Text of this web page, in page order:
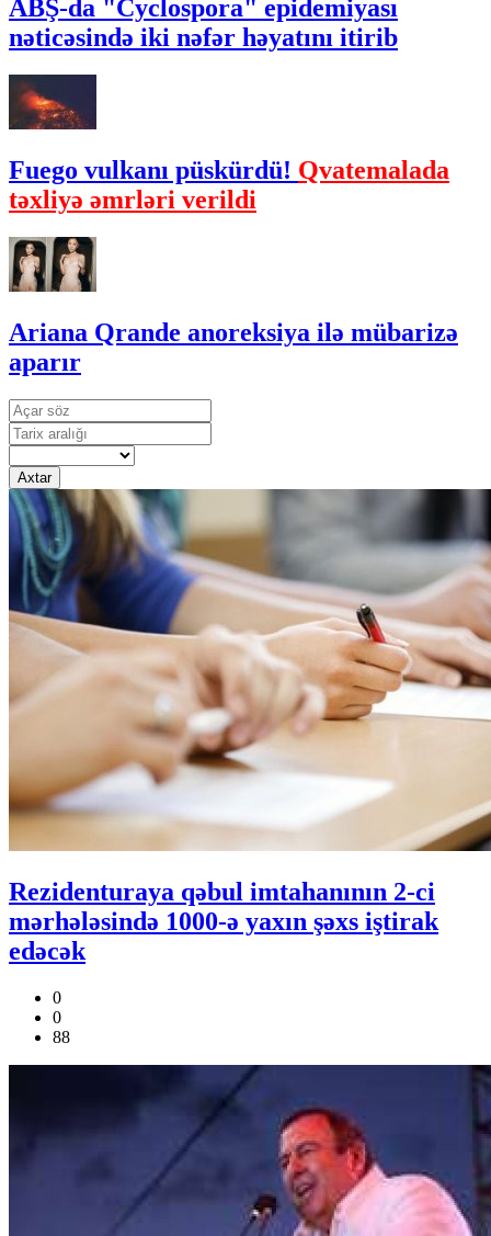
ABŞ-da "Cyclospora" epidemiyası
nəticəsində iki nəfər həyatını itirib
Fuego vulkanı püskürdü! Qvatemalada
təxliyə əmrləri verildi
Ariana Qrande anoreksiya ilə mübarizə
aparır
Axtar
Rezidenturaya qəbul imtahanının 2-ci
mərhələsində 1000-ə yaxın şəxs iştirak
edəcək
0
0
88